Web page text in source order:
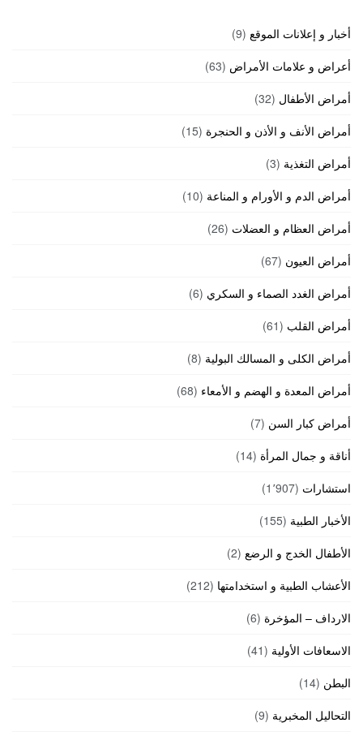
أخبار و إعلانات الموقع (9)
أعراض و علامات الأمراض (63)
أمراض الأطفال (32)
أمراض الأنف و الأذن و الحنجرة (15)
أمراض التغذية (3)
أمراض الدم و الأورام و المناعة (10)
أمراض العظام و العضلات (26)
أمراض العيون (67)
أمراض الغدد الصماء و السكري (6)
أمراض القلب (61)
أمراض الكلى و المسالك البولية (8)
أمراض المعدة و الهضم و الأمعاء (68)
أمراض كبار السن (7)
أناقة و جمال المرأة (14)
استشارات (1٬907)
الأخبار الطبية (155)
الأطفال الخدج و الرضع (2)
الأعشاب الطبية و استخدامتها (212)
الارداف – المؤخرة (6)
الاسعافات الأولية (41)
البطن (14)
التحاليل المخبرية (9)